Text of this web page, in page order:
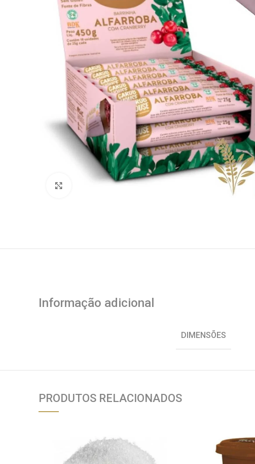
Clique para ampliar
Informação adicional
DIMENSÕES
PRODUTOS RELACIONADOS